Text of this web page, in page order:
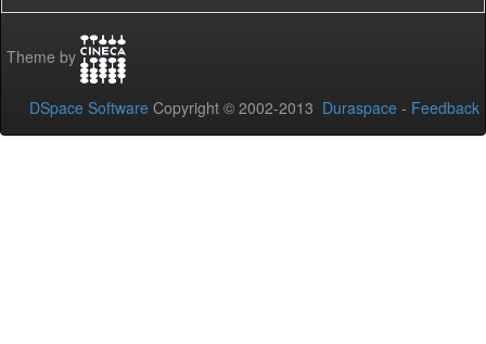
Theme by
DSpace Software Copyright © 2002-2013 Duraspace - Feedback